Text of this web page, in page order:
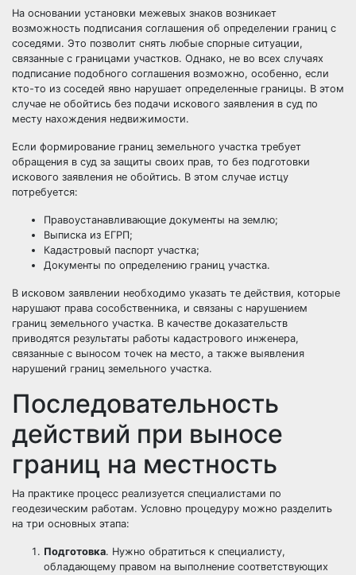
На основании установки межевых знаков возникает
возможность подписания соглашения об определении границ с
соседями. Это позволит снять любые спорные ситуации,
связанные с границами участков. Однако, не во всех случаях
подписание подобного соглашения возможно, особенно, если
кто-то из соседей явно нарушает определенные границы. В этом
случае не обойтись без подачи искового заявления в суд по
месту нахождения недвижимости.
Если формирование границ земельного участка требует
обращения в суд за защиты своих прав, то без подготовки
искового заявления не обойтись. В этом случае истцу
потребуется:
Правоустанавливающие документы на землю;
Выписка из ЕГРП;
Кадастровый паспорт участка;
Документы по определению границ участка.
В исковом заявлении необходимо указать те действия, которые
нарушают права сособственника, и связаны с нарушением
границ земельного участка. В качестве доказательств
приводятся результаты работы кадастрового инженера,
связанные с выносом точек на место, а также выявления
нарушений границ земельного участка.
Последовательность
действий при выносе
границ на местность
На практике процесс реализуется специалистами по
геодезическим работам. Условно процедуру можно разделить
на три основных этапа:
Подготовка. Нужно обратиться к специалисту,
обладающему правом на выполнение соответствующих